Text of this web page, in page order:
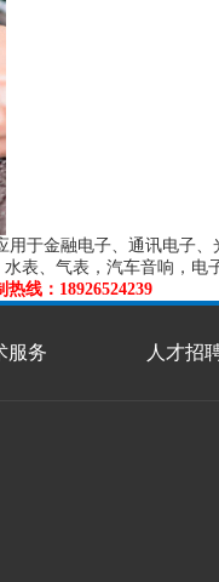
于金融电子、通讯电子
表、气表，汽车音响，
热线：18926524239
服务 人才招